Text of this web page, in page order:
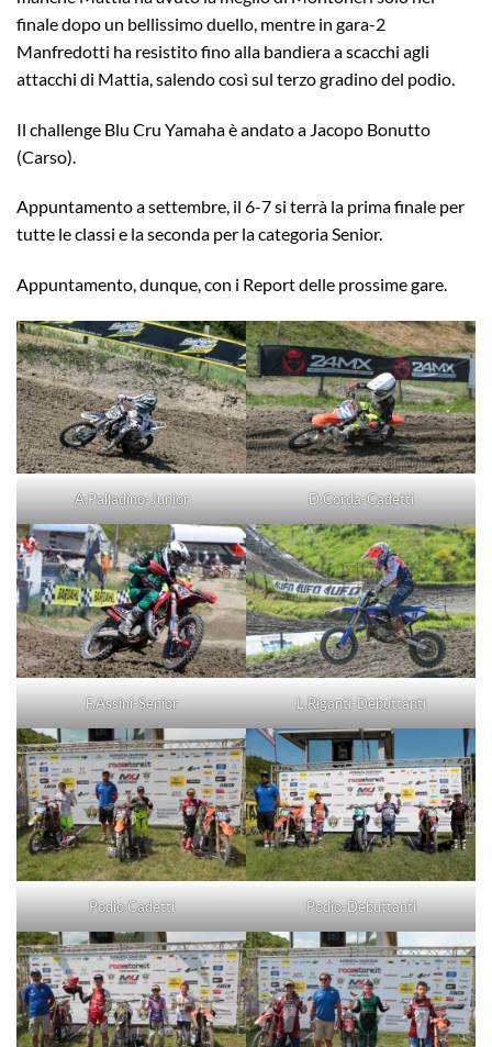
finale dopo un bellissimo duello, mentre in gara-2
Manfredotti ha resistito fino alla bandiera a scacchi agli
attacchi di Mattia, salendo così sul terzo gradino del podio.
Il challenge Blu Cru Yamaha è andato a Jacopo Bonutto
(Carso).
Appuntamento a settembre, il 6-7 si terrà la prima finale per
tutte le classi e la seconda per la categoria Senior.
Appuntamento, dunque, con i Report delle prossime gare.
A.Palladino-Junior D.Corda-Cadetti
F.Assini-Senior L.Riganti-Debuttanti
Podio Cadetti Podio-Debuttanti